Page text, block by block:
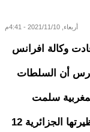
أربعاء, 2021/11/10 - 4:41م
وكالة افرانس
أن السلطات
سلمت
نظيرتها الجزائرية 12